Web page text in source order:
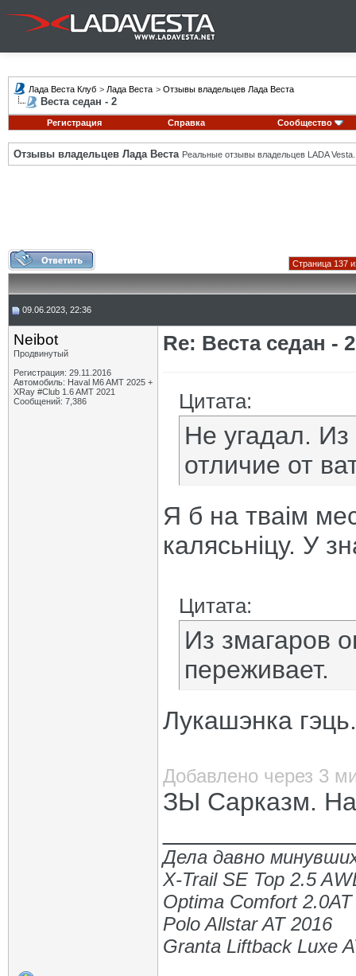
Лада Веста Клуб > Лада Веста > Отзывы владельцев Лада Веста
Веста седан - 2
Регистрация Справка Сообщество
Отзывы владельцев Лада Веста Реальные отзывы владельцев LADA Vesta.
Страница 137
09.06.2023, 22:36
Neibot
Продвинутый
Регистрация: 29.11.2016
Автомобиль: Haval M6 AMT 2025 +
XRay #Club 1.6 AMT 2021
Сообщений: 7,386
Re: Веста седан - 2
Цитата:
Не угадал.
отличие от
Я б на тваім
калясьніцу. У
Цитата:
Из змагаров
переживает.
Лукашэнка
Добавлено через 3
ЗЫ Сарказм.
Дела давно
X-Trail SE Top 2.5
Optima Comfort
Polo Allstar AT 2016
Granta Liftback Luxe